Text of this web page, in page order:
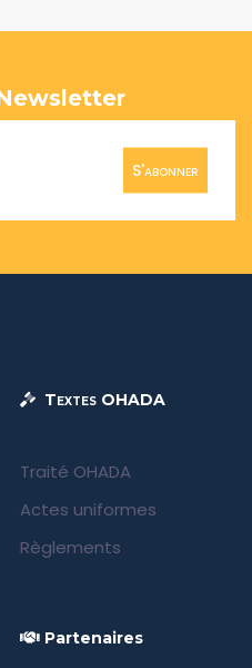
S'abonner
Textes OHADA
Traité OHADA
Actes uniformes
Règlements
Partenaires